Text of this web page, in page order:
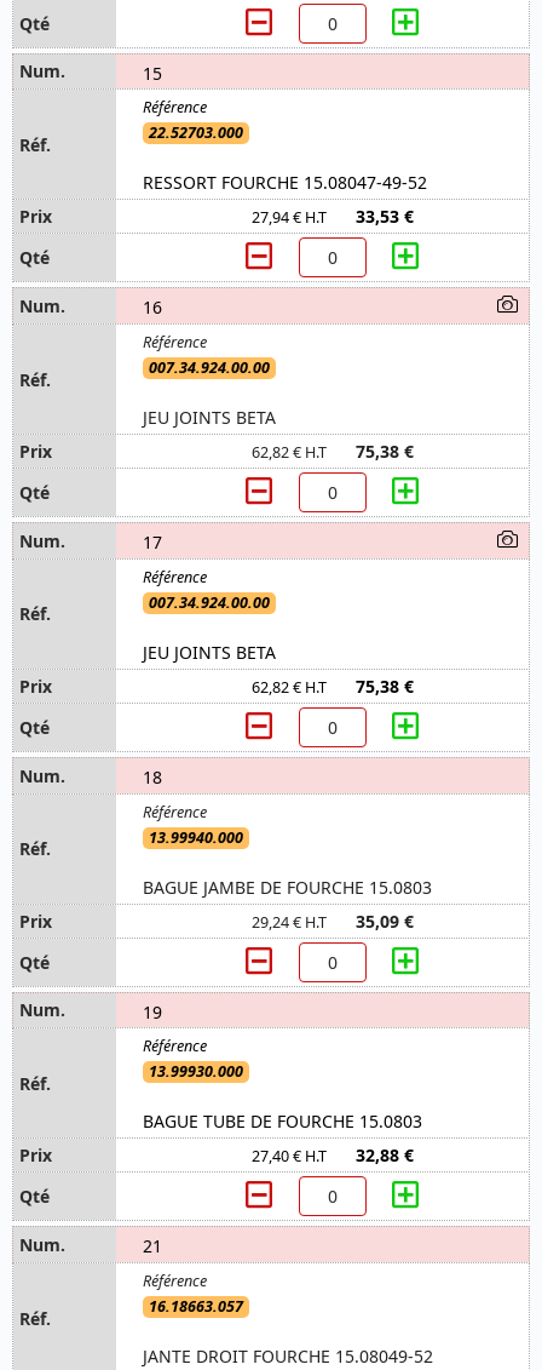
15
22.52703.000
RESSORT FOURCHE 15.08047-49-52
27,94 € H.T 33,53 €
16
007.34.924.00.00
JEU JOINTS BETA
62,82 € H.T 75,38 €
17
007.34.924.00.00
JEU JOINTS BETA
62,82 € H.T 75,38 €
18
13.99940.000
BAGUE JAMBE DE FOURCHE 15.0803
29,24 € H.T 35,09 €
19
13.99930.000
BAGUE TUBE DE FOURCHE 15.0803
27,40 € H.T 32,88 €
21
16.18663.057
JANTE DROIT FOURCHE 15.08049-52